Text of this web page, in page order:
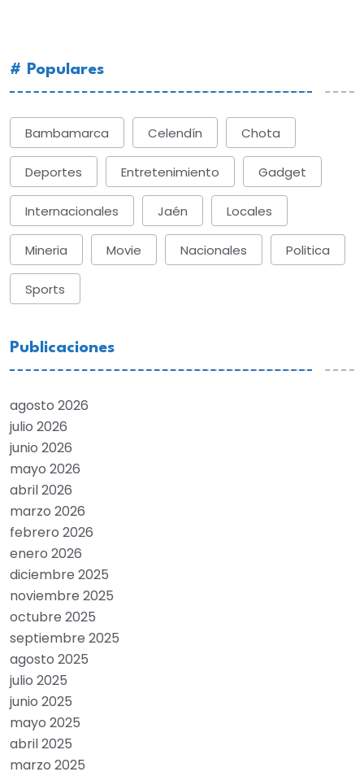
# Populares
Bambamarca Celendín Chota
Deportes Entretenimiento Gadget
Internacionales Jaén Locales
Mineria Movie Nacionales Politica
Sports
Publicaciones
agosto 2026
julio 2026
junio 2026
mayo 2026
abril 2026
marzo 2026
febrero 2026
enero 2026
diciembre 2025
noviembre 2025
octubre 2025
septiembre 2025
agosto 2025
julio 2025
junio 2025
mayo 2025
abril 2025
marzo 2025